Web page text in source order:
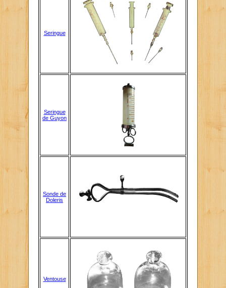
Seringue
Seringue
de Guyon
Sonde de
Doleris
Ventouse